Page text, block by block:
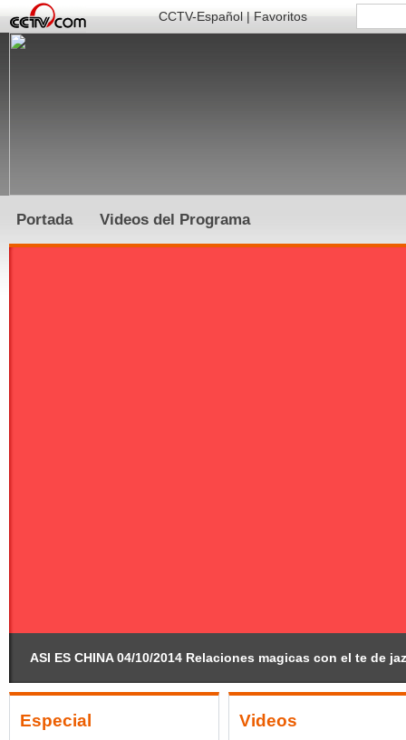
CCTV-Español|Favoritos
Portada Videos del Programa
ASI ES CHINA 04/10/2014 Relaciones magicas con el te de
Especial Videos